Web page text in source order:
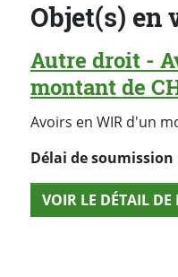
Objet(s) en
Autre droit -
montant de
Avoirs en WIR d'un
Délai de soumission
VOIR LE DÉTAIL DE